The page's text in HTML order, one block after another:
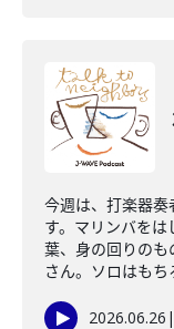
今週は、打楽器奏
す。マリンバを
葉、身の回りのも
さん。ソロはも
2026.06.26 |